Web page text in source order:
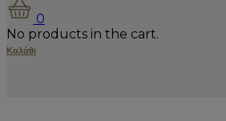
0
No products in the cart.
Καλάθι